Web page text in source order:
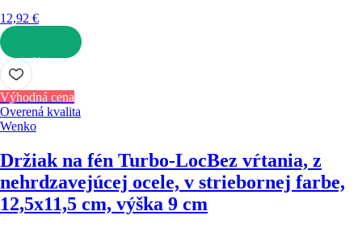
12,92 €
DO KOŠÍKA
Výhodná cena
Overená kvalita
Wenko
Držiak na fén Turbo-LocBez vŕtania, z
nehrdzavejúcej ocele, v striebornej farbe,
12,5x11,5 cm, výška 9 cm